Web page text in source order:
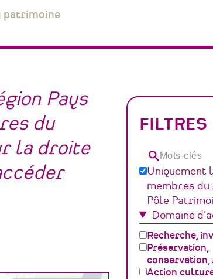
patrimoine
Pays
du
la droite
FILTRES
Mots-
clés
Uniquement
membres du
Pôle
Domaine
Recherche,
Préservation,
Action